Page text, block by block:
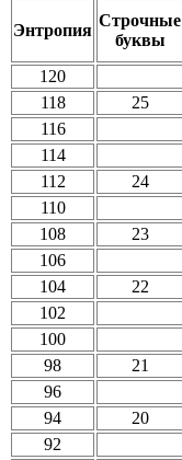
Энтропия
Строчные
буквы
120
118
25
116
114
112
24
110
108
23
106
104
22
102
100
98
21
96
94
20
92